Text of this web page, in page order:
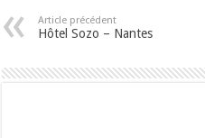
Article précédent
Hôtel Sozo – Nantes